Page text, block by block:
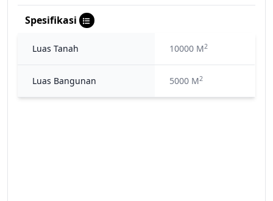
Spesifikasi
Luas Tanah 10000 M2
Luas Bangunan 5000 M2